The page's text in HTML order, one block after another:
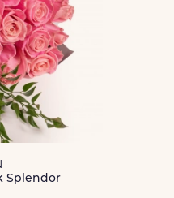
Splendor